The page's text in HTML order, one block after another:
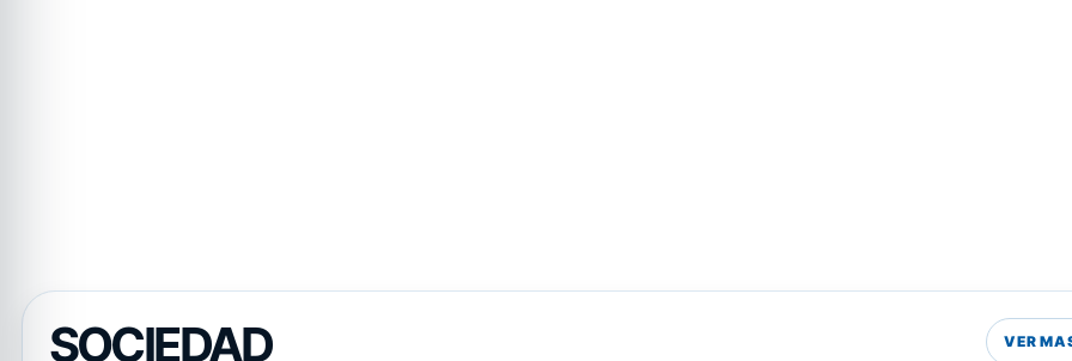
SOCIEDAD VER